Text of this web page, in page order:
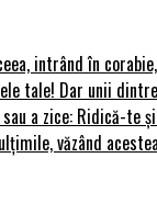
intrând în
tale! Dar unii
a zice: Ridică-
văzând